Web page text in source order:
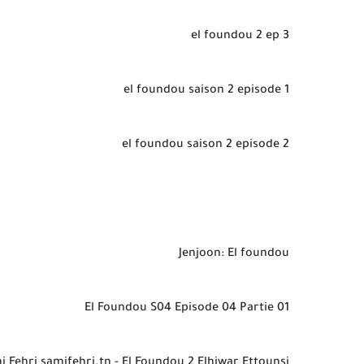
el foundou 2 ep 3
el foundou saison 2 episode 1
el foundou saison 2 episode 2
Jenjoon: El foundou
El Foundou S04 Episode 04 Partie 01